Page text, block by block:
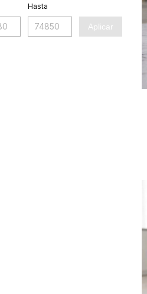
Hasta
Aplicar